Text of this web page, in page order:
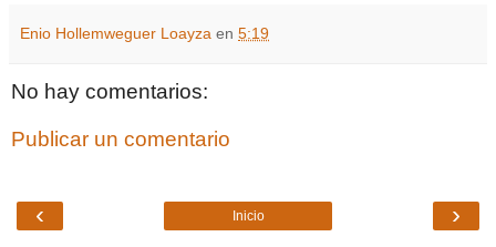
Enio Hollemweguer Loayza en 5:19
No hay comentarios:
Publicar un comentario
‹ ›
Inicio